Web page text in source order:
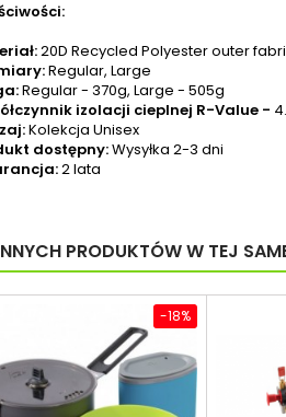
20D Recycled Polyester outer
Regular, Large
Regular - 370g, Large - 505g
izolacji cieplnej R-Value -
Kolekcja Unisex
dostępny:Wysyłka 2-3 dni
2 lata
PRODUKTÓW W TEJ
-18%